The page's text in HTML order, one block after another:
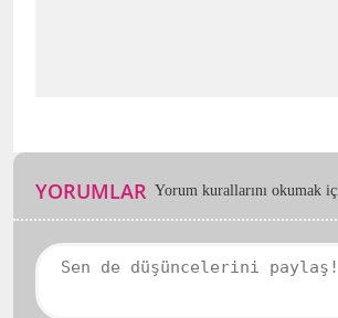
YORUMLAR Yorum kurallarını okumak